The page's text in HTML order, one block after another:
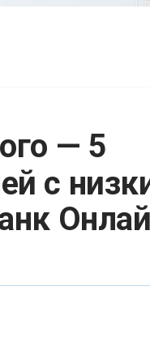
— 5
с